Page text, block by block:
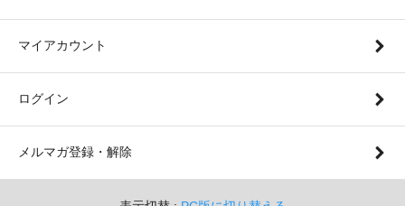
マイアカウント
ログイン
メルマガ登録・解除